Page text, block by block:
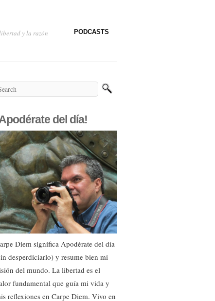
y la razón PODCASTS
del día!
Diem significa Apodérate del día
desperdiciarlo) y resume bien mi
del mundo. La libertad es el
fundamental que guía mi vida y
reflexiones en Carpe Diem. Vivo en